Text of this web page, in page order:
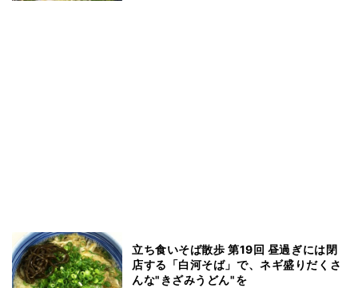
立ち食いそば散歩 第19回 昼過ぎには閉
店する「白河そば」で、ネギ盛りだくさ
んな"きざみうどん"を